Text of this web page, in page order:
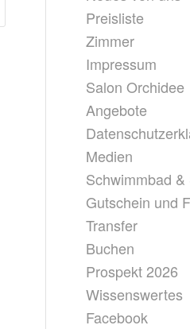
Preisliste
Zimmer
Impressum
Salon Orchidee
Angebote
Medien
Schwimmbad &
Gutschein und
Transfer
Buchen
Prospekt 2026
Wissenswertes
Facebook